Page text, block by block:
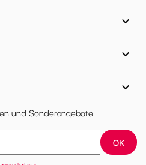



und Sonderangebote